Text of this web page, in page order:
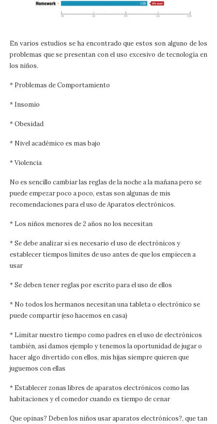
En varios estudios se ha encontrado que estos son alguno de los
problemas que se presentan con el uso excesivo de tecnología en
los niños.
* Problemas de Comportamiento
* Insomio
* Obesidad
* Nivel académico es mas bajo
* Violencia
No es sencillo cambiar las reglas de la noche a la mañana pero se
puede empezar poco a poco, estas son algunas de mis
recomendaciones para el uso de Aparatos electrónicos.
* Los niños menores de 2 años no los necesitan
* Se debe analizar si es necesario el uso de electrónicos y
establecer tiempos limites de uso antes de que los empiecen a
usar
* Se deben tener reglas por escrito para el uso de ellos
* No todos los hermanos necesitan una tableta o electrónico se
puede compartir (eso hacemos en casa)
* Limitar nuestro tiempo como padres en el uso de electrónicos
también, así damos ejemplo y tenemos la oportunidad de jugar o
hacer algo divertido con ellos, mis hijas siempre quieren que
juguemos con ellas
* Establecer zonas libres de aparatos electrónicos como las
habitaciones y el comedor cuando es tiempo de cenar
Que opinas? Deben los niños usar aparatos electrónicos?, que tan